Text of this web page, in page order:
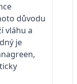
důvodu
vláhu a
je